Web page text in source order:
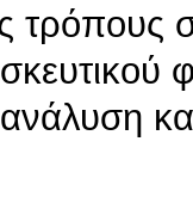
τρόπους